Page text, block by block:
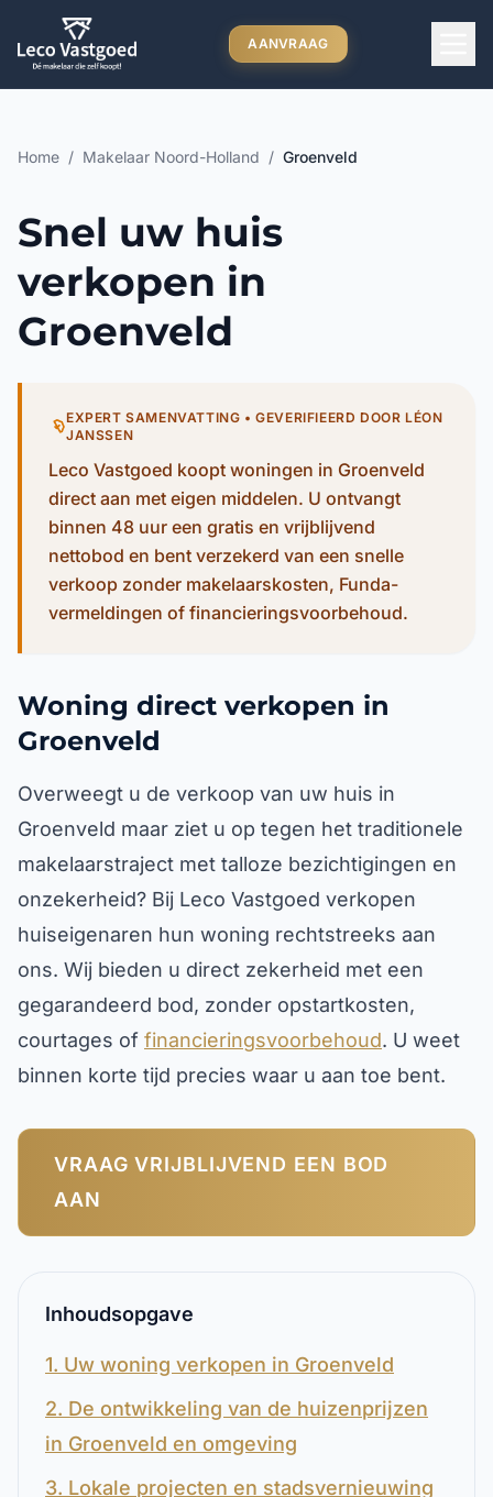
Ga direct naar inhoud
AANVRAAG
Home / Makelaar Noord-Holland / Groenveld
Snel uw huis
verkopen in
Groenveld
EXPERT SAMENVATTING • GEVERIFIEERD DOOR LÉON
JANSSEN
Leco Vastgoed koopt woningen in Groenveld
direct aan met eigen middelen. U ontvangt
binnen 48 uur een gratis en vrijblijvend
nettobod en bent verzekerd van een snelle
verkoop zonder makelaarskosten, Funda-
vermeldingen of financieringsvoorbehoud.
Woning direct verkopen in
Groenveld
Overweegt u de verkoop van uw huis in
Groenveld maar ziet u op tegen het traditionele
makelaarstraject met talloze bezichtigingen en
onzekerheid? Bij Leco Vastgoed verkopen
huiseigenaren hun woning rechtstreeks aan
ons. Wij bieden u direct zekerheid met een
gegarandeerd bod, zonder opstartkosten,
courtages of financieringsvoorbehoud. U weet
binnen korte tijd precies waar u aan toe bent.
VRAAG VRIJBLIJVEND EEN BOD
AAN
Inhoudsopgave
1. Uw woning verkopen in Groenveld
2. De ontwikkeling van de huizenprijzen
in Groenveld en omgeving
3. Lokale projecten en stadsvernieuwing